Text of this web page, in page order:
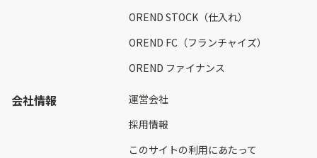
OREND STOCK（仕入れ）
OREND FC（フランチャイズ）
OREND ファイナンス
会社情報
運営会社
採用情報
このサイトの利用にあたって